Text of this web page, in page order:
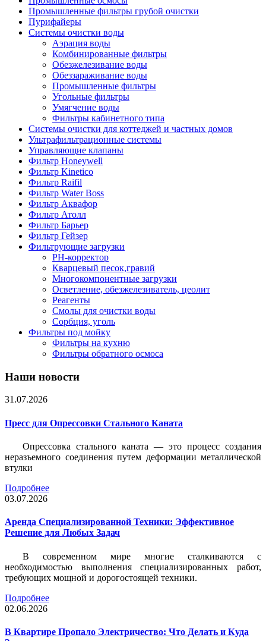
Промышленные фильтры грубой очистки
Пурифайеры
Системы очистки воды
Аэрация воды
Комбинированные фильтры
Обезжелезивание воды
Обеззараживание воды
Промышленные фильтры
Угольные фильтры
Умягчение воды
Фильтры кабинетного типа
Системы очистки для коттеджей и частных домов
Ультрафильтрационные системы
Управляющие клапаны
Фильтр Honeywell
Фильтр Kinetico
Фильтр Raifil
Фильтр Water Boss
Фильтр Аквафор
Фильтр Атолл
Фильтр Барьер
Фильтр Гейзер
Фильтрующие загрузки
PH-корректор
Кварцевый песок,гравий
Многокомпонентные загрузки
Осветление, обезжелезиватель, цеолит
Реагенты
Смолы для очистки воды
Сорбция, уголь
Фильтры под мойку
Фильтры на кухню
Фильтры обратного осмоса
Наши новости
31.07.2026
Пресс для Опрессовки Стального Каната
Опрессовка стального каната — это процесс создания
неразъемного соединения путем деформации металлической
втулки
Подробнее
03.07.2026
Аренда Специализированной Техники: Эффективное
Решение для Любых Задач
В современном мире многие сталкиваются с
необходимостью выполнения специализированных работ,
требующих мощной и дорогостоящей техники.
Подробнее
02.06.2026
В Квартире Пропало Электричество: Что Делать и Куда